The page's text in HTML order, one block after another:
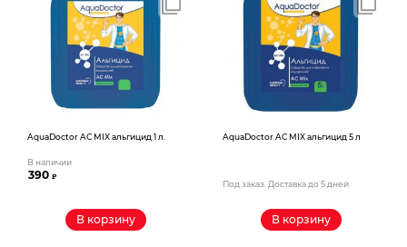
AquaDoctor AС MIX альгицид 1 л.
В наличии
390₽
В корзину
AquaDoctor AС MIX альгицид 5 л
Под заказ. Доставка до 5 дней
В корзину